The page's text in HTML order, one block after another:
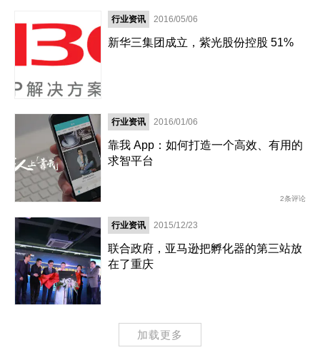
行业资讯 2016/05/06
新华三集团成立，紫光股份控股 51%
行业资讯 2016/01/06
靠我 App：如何打造一个高效、有用的
求智平台
2条评论
行业资讯 2015/12/23
联合政府，亚马逊把孵化器的第三站放
在了重庆
加载更多